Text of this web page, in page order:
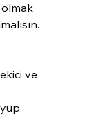
olmak
ve